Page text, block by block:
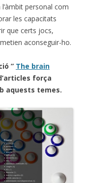
personal com
les capacitats
que certs jocs,
aconseguir-ho.
” The brain
força
aquests temes.